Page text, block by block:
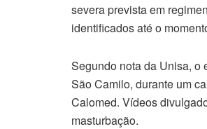
severa prevista em
identificados até o
Segundo nota da Unisa, o
São Camilo, durante um
Calomed. Vídeos
masturbação.